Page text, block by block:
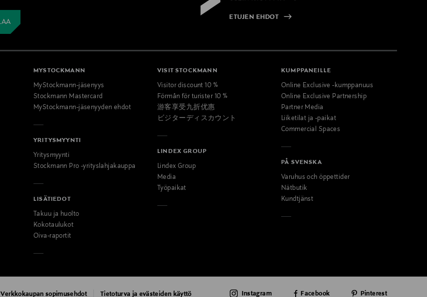
ETUJEN EHDOT
MYSTOCKMANN
MyStockmann-jäsenyys
Stockmann Mastercard
MyStockmann-jäsenyyden ehdot
YRITYSMYYNTI
Yritysmyynti
Stockmann Pro -yrityslahjakauppa
LISÄTIEDOT
Takuu ja huolto
Kokotaulukot
Oiva-raportit
VISIT STOCKMANN
Visitor discount 10 %
Förmån för turister 10 %
游客享受九折优惠
ビジターディスカウント
LINDEX GROUP
Lindex Group
Media
Työpaikat
KUMPPANEILLE
Online Exclusive -kumppanuus
Online Exclusive Partnership
Partner Media
Liiketilat ja -paikat
Commercial Spaces
PÅ SVENSKA
Varuhus och öppettider
Nätbutik
Kundtjänst
Verkkokaupan sopimusehdot Tietoturva ja evästeiden käyttö Instagram Facebook Pinterest